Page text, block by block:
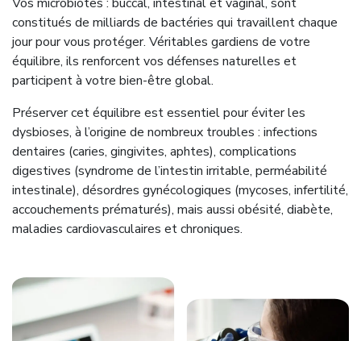
constitués de milliards de bactéries qui travaillent chaque
jour pour vous protéger. Véritables gardiens de votre
équilibre, ils renforcent vos défenses naturelles et
participent à votre bien-être global.
Préserver cet équilibre est essentiel pour éviter les
dysbioses, à l’origine de nombreux troubles : infections
dentaires (caries, gingivites, aphtes), complications
digestives (syndrome de l’intestin irritable, perméabilité
intestinale), désordres gynécologiques (mycoses, infertilité,
accouchements prématurés), mais aussi obésité, diabète,
maladies cardiovasculaires et chroniques.